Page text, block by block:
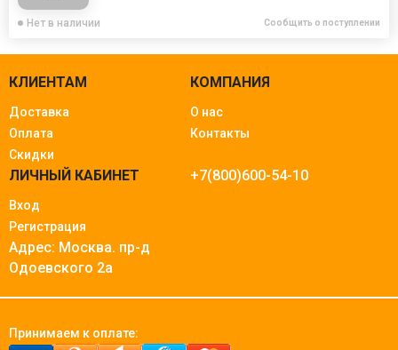
Нет в наличии Сообщить о поступлении
КЛИЕНТАМ
Доставка
Оплата
Скидки
КОМПАНИЯ
О нас
Контакты
ЛИЧНЫЙ КАБИНЕТ
Вход
Регистрация
+7(800)600-54-10
Адрес: Москва. пр-д
Одоевского 2а
Принимаем к оплате: